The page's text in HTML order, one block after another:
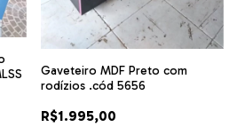
Gaveteiro MDF Preto com
rodízios .cód 5656
R$1.995,00